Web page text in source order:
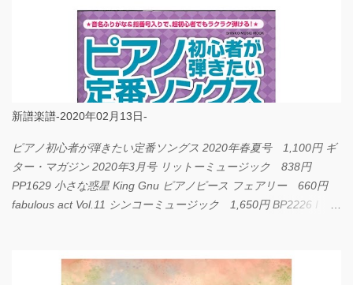
新譜楽譜-2020年02月13日-
ピアノ初心者が弾きたい定番ソングス 2020年春夏号 1,100円 ギ
ター・マガジン 2020年3月号 リットーミュージック 838円
PP1629 小さな惑星 King Gnu ピアノピース フェアリー 660円
fabulous act Vol.11 シンコーミュージック 1,650円 BP2226 I